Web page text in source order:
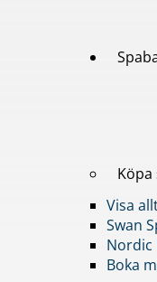
Köpa
Visa
Swan
Nordic
Boka